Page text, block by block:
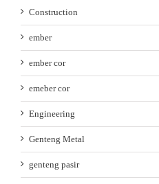
Construction
ember
ember cor
emeber cor
Engineering
Genteng Metal
genteng pasir